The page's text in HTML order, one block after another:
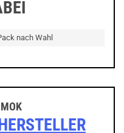
nach Wahl